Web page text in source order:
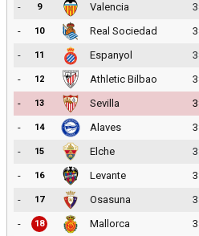
-
9 Valencia
-
10 Real Sociedad
-
11 Espanyol
-
12 Athletic Bilbao
-
13 Sevilla
-
14 Alaves
-
15 Elche
-
16 Levante
-
17 Osasuna
-
18 Mallorca